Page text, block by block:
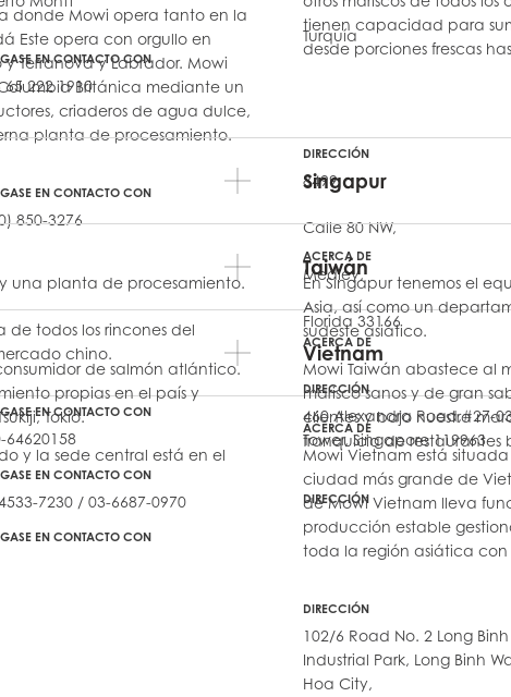
Mowi Netherlands
Mowi
East
West
Turquía
EN CONTACTO CON
65 222 1910
donde Mowi opera tanto en la
Este opera con orgullo en
Terranova y Labrador. Mowi
Británica mediante un
criaderos de agua dulce,
planta de procesamiento.
EN CONTACTO CON
850-3276
tienen capacidad para
desde porciones frescas
DIRECCIÓN
8499
Calle 80 NW,
Medley,
Florida 33166
una planta de procesamiento.
todos los rincones del
chino.
EN CONTACTO CON
64620158
de salmón atlántico.
propias en el país y
Tokio.
EN CONTACTO CON
7230 / 03-6687-0970
y la sede central está en el
EN CONTACTO CON
Singapur
ACERCA DE
En Singapur tenemos el
Asia, así como un
sudeste asiático.
DIRECCIÓN
460 Alexandra Road,#27-
Tower, Singapore 119963
Taiwán
ACERCA DE
Mowi Taiwán abastece al
marisco sanos y de gran
clientes y bajo nuestra
franquicia de restaurantes
DIRECCIÓN
Vietnam
ACERCA DE
Mowi Vietnam está
ciudad más grande de
de Mowi Vietnam lleva
producción estable
toda la región asiática
DIRECCIÓN
102/6 Road No. 2 Long
Industrial Park, Long Binh
Hoa City,